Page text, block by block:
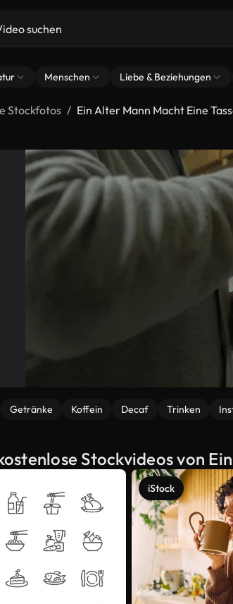
Menschen Liebe & Beziehungen
Stockfotos Ein Alter Mann Macht Eine
Getränke Koffein Decaf Trinken
Stockvideos von
iStock